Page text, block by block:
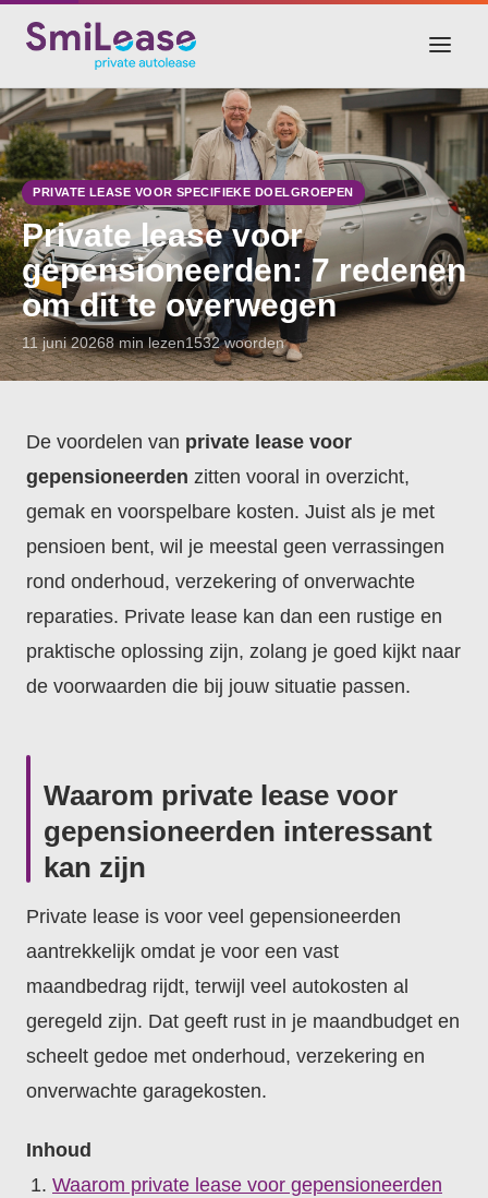
PRIVATE LEASE VOOR SPECIFIEKE DOELGROEPEN
Private lease voor
gepensioneerden: 7 redenen
om dit te overwegen
11 juni 20268 min lezen1532 woorden
De voordelen van private lease voor
gepensioneerden zitten vooral in overzicht,
gemak en voorspelbare kosten. Juist als je met
pensioen bent, wil je meestal geen verrassingen
rond onderhoud, verzekering of onverwachte
reparaties. Private lease kan dan een rustige en
praktische oplossing zijn, zolang je goed kijkt naar
de voorwaarden die bij jouw situatie passen.
Waarom private lease voor
gepensioneerden interessant
kan zijn
Private lease is voor veel gepensioneerden
aantrekkelijk omdat je voor een vast
maandbedrag rijdt, terwijl veel autokosten al
geregeld zijn. Dat geeft rust in je maandbudget en
scheelt gedoe met onderhoud, verzekering en
onverwachte garagekosten.
Inhoud
Waarom private lease voor gepensioneerden